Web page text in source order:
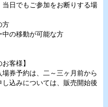
日でもご参加をお断りする場
方
中の移動が可能な方
客様】
券予約は、二～三ヶ月前から
込みについては、販売開始後